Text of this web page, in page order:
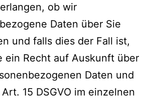
ob wir
Daten über Sie
und falls dies der Fall ist,
ein Recht auf Auskunft über
Daten und
15 DSGVO im einzelnen